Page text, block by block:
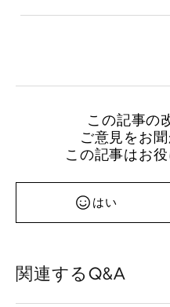
この記事の
ご意見をお聞
この記事はお
はい
関連するQ&A